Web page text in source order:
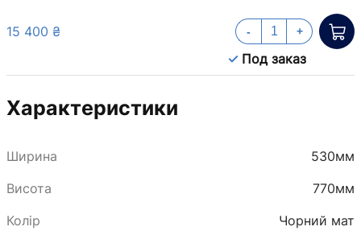
15 400 ₴
Под заказ
- +
Характеристики
Ширина
530мм
Висота
770мм
Колір
Чорний мат